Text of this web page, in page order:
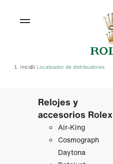
Inicio/ Localizador de distribuidores
Relojes y
accesorios Rolex
Air‑King
Cosmograph
Daytona